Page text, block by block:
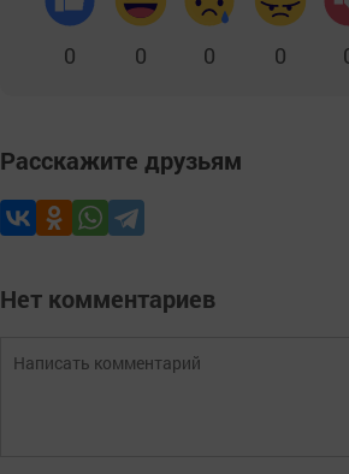
0 0 0 0
Расскажите друзьям
Нет комментариев